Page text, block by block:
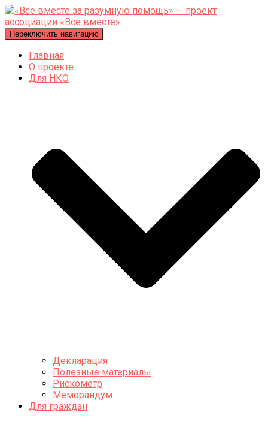
Переключить навигацию
Главная
О проекте
Для НКО
Декларация
Полезные материалы
Рискометр
Меморандум
Для граждан